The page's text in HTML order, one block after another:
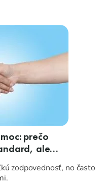
prečo
ale
zodpovednosť, no často